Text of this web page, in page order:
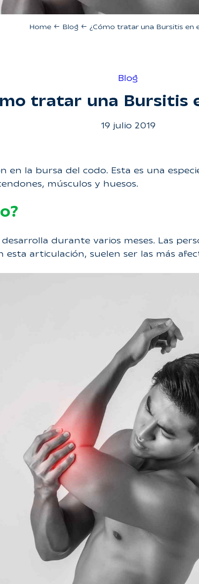
Home ← Blog ← ¿Cómo tratar una Bursitis en
Blog
tratar una Bursitis
19 julio 2019
en la bursa del codo. Esta es una
músculos y huesos.
durante varios meses. Las
articulación, suelen ser las más